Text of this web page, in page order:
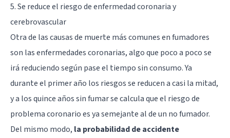
5. Se reduce el riesgo de enfermedad coronaria y
cerebrovascular
Otra de las causas de muerte más comunes en fumadores
son las enfermedades coronarias, algo que poco a poco se
irá reduciendo según pase el tiempo sin consumo. Ya
durante el primer año los riesgos se reducen a casi la mitad,
y a los quince años sin fumar se calcula que el riesgo de
problema coronario es ya semejante al de un no fumador.
Del mismo modo, la probabilidad de accidente